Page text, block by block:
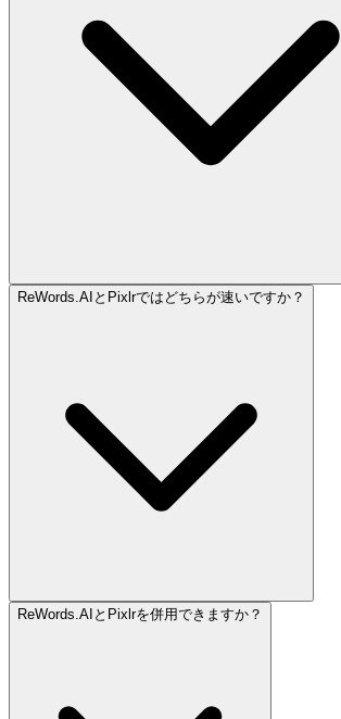
ReWords.AIとPixlrではどちらが速いですか？
ReWords.AIとPixlrを併用できますか？